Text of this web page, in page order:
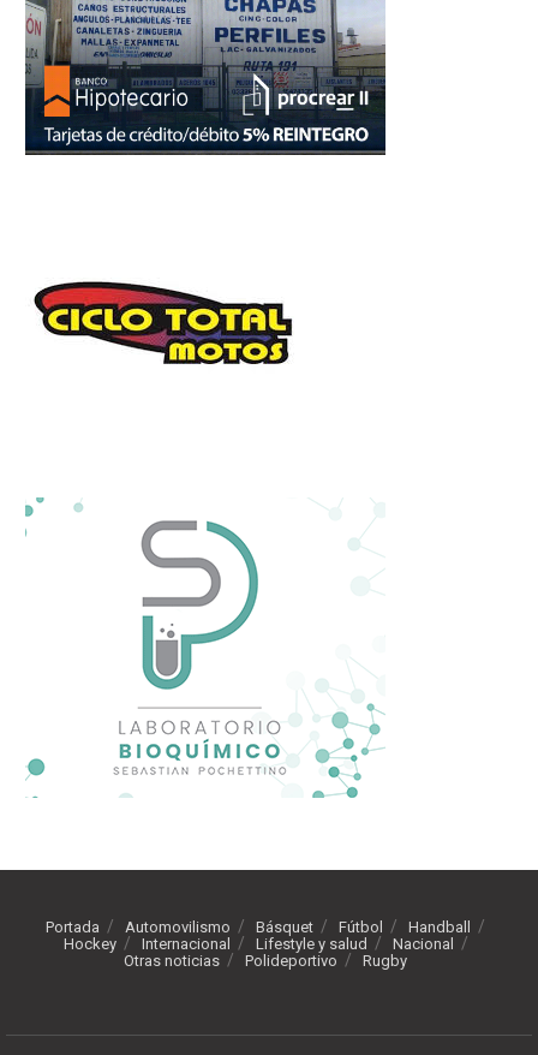
Portada Automovilismo Básquet Fútbol
Handball
Hockey
Internacional Lifestyle y salud
Nacional
Otras noticias
Polideportivo Rugby